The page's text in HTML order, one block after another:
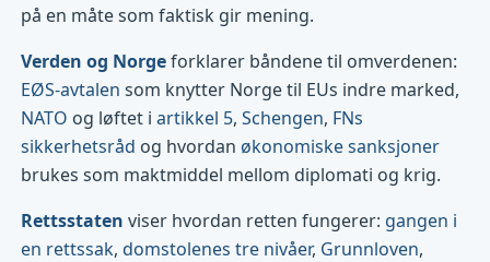
på en måte som faktisk gir mening.
Verden og Norgeforklarer båndene til omverdenen:
EØS-avtalen som knytter Norge til EUs indre marked,
NATO og løftet iartikkel 5,Schengen, FNs
sikkerhetsråd og hvordan økonomiske sanksjoner
brukes som maktmiddel mellom diplomati og krig.
Rettsstaten viser hvordan retten fungerer: gangen i
en rettssak,domstolenes tre nivåer, Grunnloven,